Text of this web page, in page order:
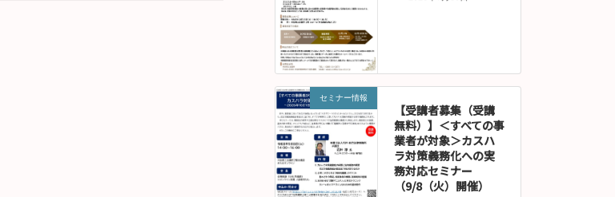
セミナー情報
【受講者募集（受講
無料）】＜すべての事
業者が対象＞カスハ
ラ対策義務化への実
務対応セミナー
（9/8（火）開催）